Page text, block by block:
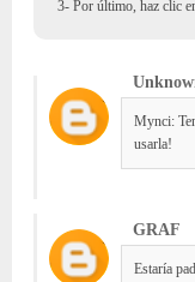
3- Por último, haz clic
Mynci:
usarla!
GRAF
Estaría